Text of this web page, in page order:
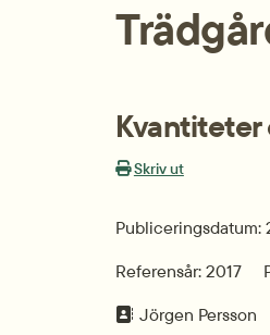
Kvantiteter
Skriv ut
Publiceringsdatum:
Referensår: 2017
Jörgen Persson